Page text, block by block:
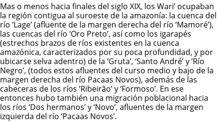
Mas o menos hacia finales del siglo XIX, los Wari’ ocupaban
la región contigua al suroeste de la amazonía: la cuenca del
río ‘Lage’ (afluente de la margen derecha del río ‘Mamoré’),
las cuencas del río ‘Oro Preto’, así como los igarapés
(estrechos brazos de ríos existentes en la cuenca
amazónica, caracterizados por su poca profundidad, y por
ubicarse selva adentro) de la ‘Gruta’, ‘Santo André’ y ‘Río
Negro’, (todos estos afluentes del curso medio y bajo de la
margen derecha del río Pacaas Novos), además de las
cabeceras de los ríos ‘Ribeirão’ y ‘Formoso’. En ese
entonces hubo también una migración poblacional hacia
los ríos ‘Dos hermanos’ y ‘Novo’, afluentes de la margen
izquierda del río ‘Pacaas Novos’.